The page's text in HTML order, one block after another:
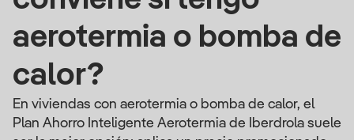
aerotermia o bomba de
calor?
En viviendas con aerotermia o bomba de calor, el
Plan Ahorro Inteligente Aerotermia de Iberdrola suele